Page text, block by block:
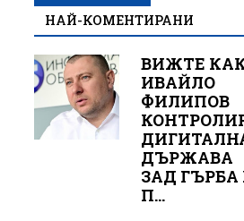
НАЙ-КОМЕНТИРАНИ
ВИЖТЕ
ИВАЙЛО
ФИЛИПОВ
ДЪРЖАВА
ЗАД ГЪРБА
П...